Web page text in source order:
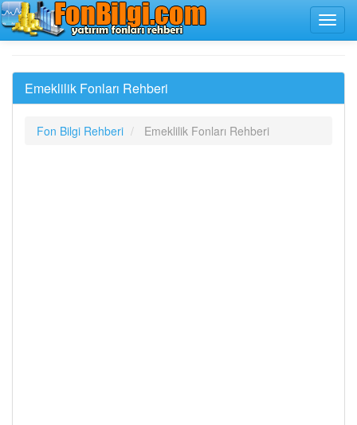
Emeklilik Fonları Rehberi
Fon Bilgi Rehberi Emeklilik Fonları Rehberi